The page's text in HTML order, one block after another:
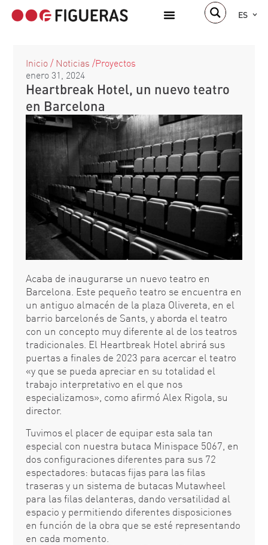
ES
Inicio/ Noticias /Proyectos
enero 31, 2024
Heartbreak Hotel, un nuevo teatro
en Barcelona
Acaba de inaugurarse un nuevo teatro en
Barcelona. Este pequeño teatro se encuentra en
un antiguo almacén de la plaza Olivereta, en el
barrio barcelonés de Sants, y aborda el teatro
con un concepto muy diferente al de los teatros
tradicionales. El Heartbreak Hotel abrirá sus
puertas a finales de 2023 para acercar el teatro
«y que se pueda apreciar en su totalidad el
trabajo interpretativo en el que nos
especializamos», como afirmó Alex Rigola, su
director.
Tuvimos el placer de equipar esta sala tan
especial con nuestra butaca Minispace 5067, en
dos configuraciones diferentes para sus 72
espectadores: butacas fijas para las filas
traseras y un sistema de butacas Mutawheel
para las filas delanteras, dando versatilidad al
espacio y permitiendo diferentes disposiciones
en función de la obra que se esté representando
en cada momento.